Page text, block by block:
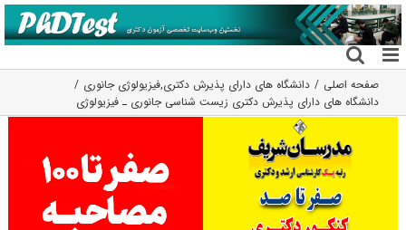
رفتن
به
محتوا
صفحه اصلی دانشگاه های دارای پذیرش دکتری,فیزیولوژی جانوری
دانشگاه های دارای پذیرش دکتری زیست شناسی ﺟﺎﻧﻮری ـ ﻓﻴﺰﻳﻮﻟﻮژی